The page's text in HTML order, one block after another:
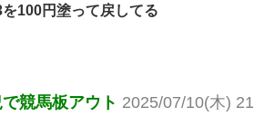
100円塗って戻してる
競馬板アウト 2025/07/10(木)